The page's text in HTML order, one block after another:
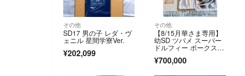
その他
SD17 男の子 レダ・ヴ
ェニル 星間学寮Ver.
¥202,099
その他
【8/15月華さま専用】
幼SD ツバメ スーパー
ドルフィー ボークス Y
SD
¥700,000